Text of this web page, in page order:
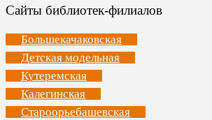
Сайты библиотек-филиалов
Большекачаковская
Детская модельная
Кутеремская
Калегинская
Староорьебашевская